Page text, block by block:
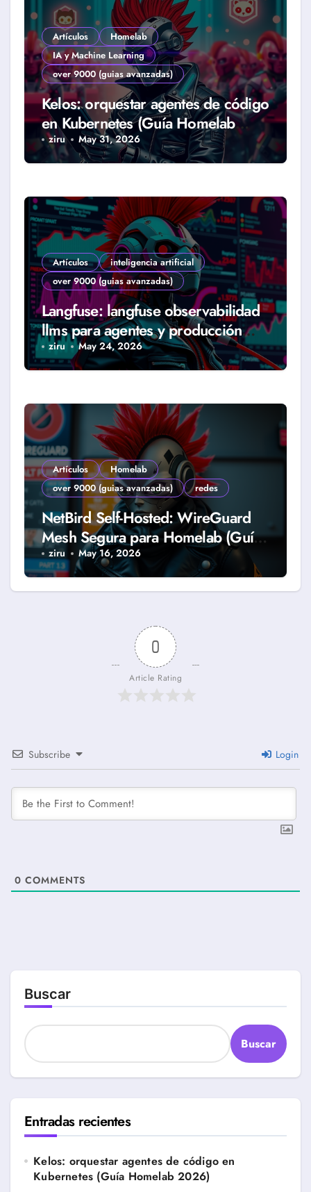
Artículos
Homelab
IA y Machine Learning
over 9000 (guias avanzadas)
Kelos: orquestar agentes de código
en Kubernetes (Guía Homelab
2026)
ziru May 31, 2026
Artículos
inteligencia artificial
over 9000 (guias avanzadas)
Langfuse: langfuse observabilidad
llms para agentes y producción
real (Guía 2026)
ziru May 24, 2026
Artículos
Homelab
over 9000 (guias avanzadas)
redes
NetBird Self-Hosted: WireGuard
Mesh Segura para Homelab (Guía
2026)
ziru May 16, 2026
0
Article Rating
Subscribe Login
0 COMMENTS
Buscar
Buscar
Entradas recientes
Kelos: orquestar agentes de código en
Kubernetes (Guía Homelab 2026)